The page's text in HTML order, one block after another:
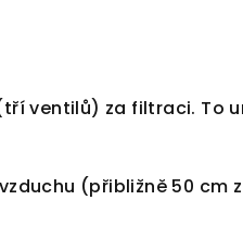
ventilů) za filtraci. To
(přibližně 50